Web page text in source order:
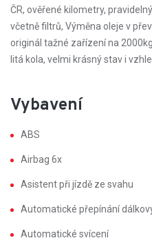
ČR, ověřené kilometry,
včetně filtrů, Výměna oleje v
originál tažné zařízení na
litá kola, velmi krásný stav i
Vybavení
ABS
Airbag 6x
Asistent při jízdě ze svahu
Automatické přepínání
Automatické svícení